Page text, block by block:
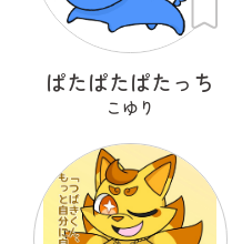
ぱたぱたぱたっち
こゆり